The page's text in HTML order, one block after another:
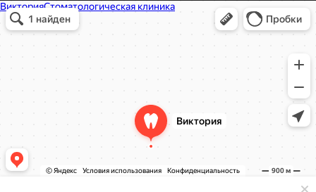
Виктория
Стоматологическая клиника в Курске